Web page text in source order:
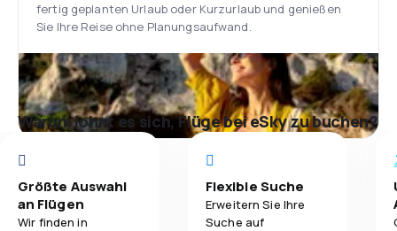
fertig geplanten Urlaub oder Kurzurlaub und genießen
Sie Ihre Reise ohne Planungsaufwand.
Warum lohnt es sich, Flüge bei eSky zu buchen?
Größte Auswahl
an Flügen
Wir finden in
Flexible Suche
Erweitern Sie Ihre
Suche auf